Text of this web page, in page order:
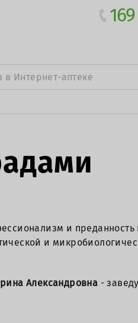
169
и преданность
и
Александровна -